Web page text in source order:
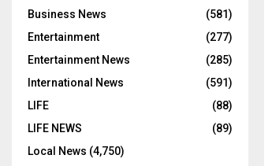
Business News
(581)
Entertainment
(277)
Entertainment News
(285)
International News
(591)
LIFE
(88)
LIFE NEWS
(89)
Local News (4,750)